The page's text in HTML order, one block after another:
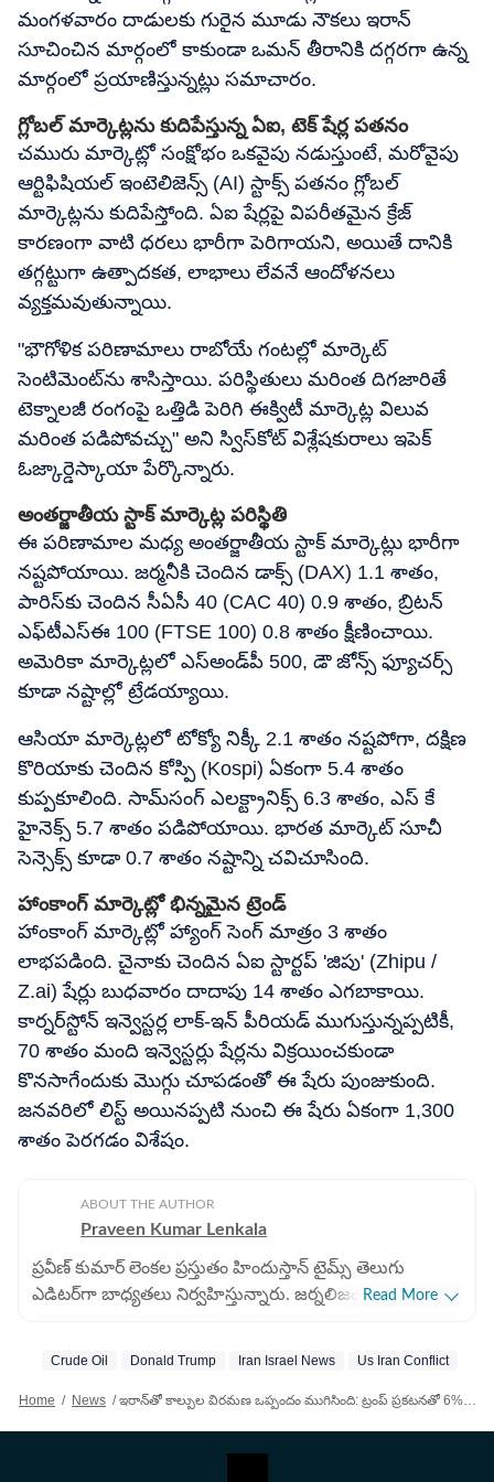
మంగళవారం దాడులకు గురైన మూడు నౌకలు ఇరాన్
సూచించిన మార్గంలో కాకుండా ఒమన్ తీరానికి దగ్గరగా ఉన్న
మార్గంలో ప్రయాణిస్తున్నట్లు సమాచారం.
గ్లోబల్ మార్కెట్లను కుదిపేస్తున్న ఏఐ, టెక్ షేర్ల పతనం
చమురు మార్కెట్లో సంక్షోభం ఒకవైపు నడుస్తుంటే, మరోవైపు
ఆర్టిఫిషియల్ ఇంటెలిజెన్స్ (AI) స్టాక్స్ పతనం గ్లోబల్
మార్కెట్లను కుదిపేస్తోంది. ఏఐ షేర్లపై విపరీతమైన క్రేజ్
కారణంగా వాటి ధరలు భారీగా పెరిగాయని, అయితే దానికి
తగ్గట్టుగా ఉత్పాదకత, లాభాలు లేవనే ఆందోళనలు
వ్యక్తమవుతున్నాయి.
"భౌగోళిక పరిణామాలు రాబోయే గంటల్లో మార్కెట్
సెంటిమెంట్‌ను శాసిస్తాయి. పరిస్థితులు మరింత దిగజారితే
టెక్నాలజీ రంగంపై ఒత్తిడి పెరిగి ఈక్విటీ మార్కెట్ల విలువ
మరింత పడిపోవచ్చు" అని స్విస్‌కోట్ విశ్లేషకురాలు ఇపెక్
ఓజ్కార్డెస్కాయా పేర్కొన్నారు.
అంతర్జాతీయ స్టాక్ మార్కెట్ల పరిస్థితి
ఈ పరిణామాల మధ్య అంతర్జాతీయ స్టాక్ మార్కెట్లు భారీగా
నష్టపోయాయి. జర్మనీకి చెందిన డాక్స్ (DAX) 1.1 శాతం,
పారిస్‌కు చెందిన సీఏసీ 40 (CAC 40) 0.9 శాతం, బ్రిటన్
ఎఫ్‌టీఎస్‌ఈ 100 (FTSE 100) 0.8 శాతం క్షీణించాయి.
అమెరికా మార్కెట్లలో ఎస్‌అండ్‌పీ 500, డౌ జోన్స్ ఫ్యూచర్స్
కూడా నష్టాల్లో ట్రేడయ్యాయి.
ఆసియా మార్కెట్లలో టోక్యో నిక్కీ 2.1 శాతం నష్టపోగా, దక్షిణ
కొరియాకు చెందిన కోస్పి (Kospi) ఏకంగా 5.4 శాతం
కుప్పకూలింది. సామ్‌సంగ్ ఎలక్ట్రానిక్స్ 6.3 శాతం, ఎస్ కే
హైనెక్స్ 5.7 శాతం పడిపోయాయి. భారత మార్కెట్ సూచీ
సెన్సెక్స్ కూడా 0.7 శాతం నష్టాన్ని చవిచూసింది.
హాంకాంగ్ మార్కెట్లో భిన్నమైన ట్రెండ్
హాంకాంగ్ మార్కెట్లో హ్యాంగ్ సెంగ్ మాత్రం 3 శాతం
లాభపడింది. చైనాకు చెందిన ఏఐ స్టార్టప్ 'జిపు' (Zhipu /
Z.ai) షేర్లు బుధవారం దాదాపు 14 శాతం ఎగబాకాయి.
కార్నర్‌స్టోన్ ఇన్వెస్టర్ల లాక్-ఇన్ పీరియడ్ ముగుస్తున్నప్పటికీ,
70 శాతం మంది ఇన్వెస్టర్లు షేర్లను విక్రయించకుండా
కొనసాగేందుకు మొగ్గు చూపడంతో ఈ షేరు పుంజుకుంది.
జనవరిలో లిస్ట్ అయినప్పటి నుంచి ఈ షేరు ఏకంగా 1,300
శాతం పెరగడం విశేషం.
ABOUT THE AUTHOR
Praveen Kumar Lenkala
ప్రవీణ్ కుమార్ లెంకల ప్రస్తుతం హిందుస్తాన్ టైమ్స్ తెలుగు
ఎడిటర్‌గా బాధ్యతలు నిర్వహిస్తున్నారు. జర్నలిజంలో 25 ఏళ్ల
విధానాలు, కేంద్ర బడ్జెట్, సార్వత్రిక ఎన్నికలు, రాష్ట్రాల శాసన
పరిశీలనాత్మక వార్తలు అందించారు. పార్లమెంటు ప్రొసీడింగ్స్
Read More
Crude Oil Donald Trump Iran Israel News Us Iran Conflict
Home / News / ఇరాన్‌తో కాల్పుల విరమణ ఒప్పందం ముగిసింది: ట్రంప్ ప్రకటనతో 6% పెరిగిన చమురు ధరలు